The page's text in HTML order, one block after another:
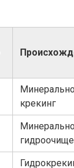
крекинг